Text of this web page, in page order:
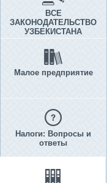
ВСЕ
ЗАКОНОДАТЕЛЬСТВО
УЗБЕКИСТАНА
Малое предприятие
Налоги: Вопросы и
ответы